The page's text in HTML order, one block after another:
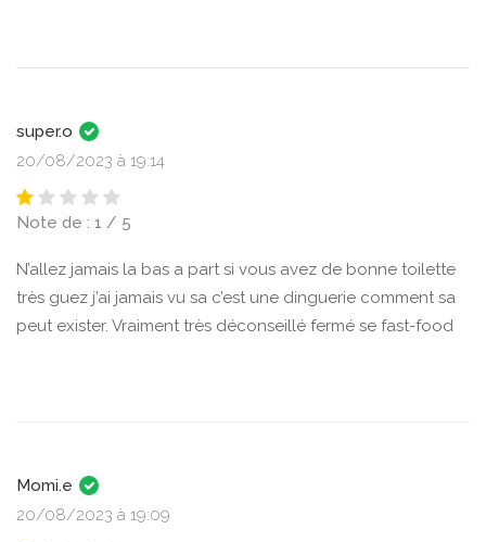
super.o
20/08/2023 à 19:14
Note de : 1 / 5
N’allez jamais la bas a part si vous avez de bonne toilette
très guez j’ai jamais vu sa c’est une dinguerie comment sa
peut exister. Vraiment très déconseillé fermé se fast-food
Momi.e
20/08/2023 à 19:09